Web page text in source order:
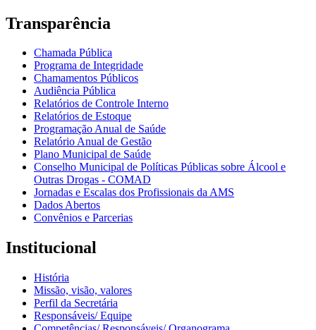
Transparência
Chamada Pública
Programa de Integridade
Chamamentos Públicos
Audiência Pública
Relatórios de Controle Interno
Relatórios de Estoque
Programação Anual de Saúde
Relatório Anual de Gestão
Plano Municipal de Saúde
Conselho Municipal de Políticas Públicas sobre Álcool e
Outras Drogas - COMAD
Jornadas e Escalas dos Profissionais da AMS
Dados Abertos
Convênios e Parcerias
Institucional
História
Missão, visão, valores
Perfil da Secretária
Responsáveis/ Equipe